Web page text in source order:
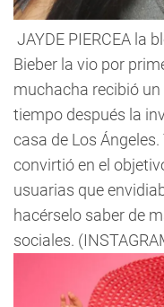
JAYDE PIERCEA la
Bieber la vio por
muchacha recibió
tiempo después la
casa de Los
convirtió en el
usuarias que
hacérselo saber de
sociales.